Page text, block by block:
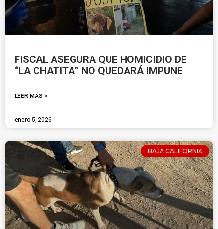
FISCAL ASEGURA QUE HOMICIDIO DE
“LA CHATITA” NO QUEDARÁ IMPUNE
LEER MÁS »
enero 5, 2026
BAJA CALIFORNIA